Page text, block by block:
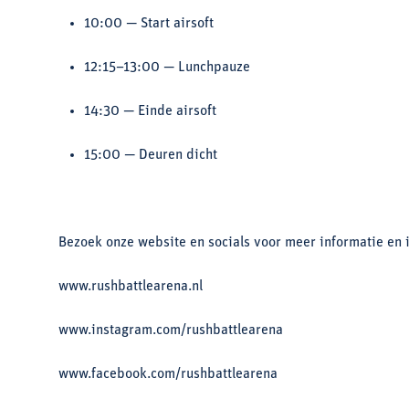
10:00 — Start airsoft
12:15–13:00 — Lunchpauze
14:30 — Einde airsoft
15:00 — Deuren dicht
Bezoek onze website en socials voor meer informatie en
www.rushbattlearena.nl
www.instagram.com/rushbattlearena
www.facebook.com/rushbattlearena